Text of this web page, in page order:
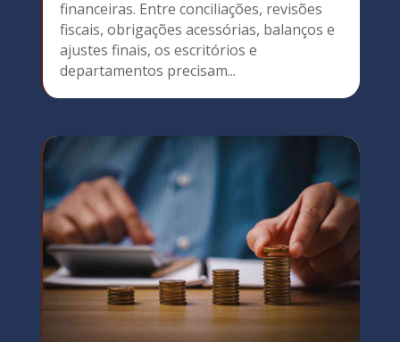
financeiras. Entre conciliações, revisões
fiscais, obrigações acessórias, balanços e
ajustes finais, os escritórios e
departamentos precisam...